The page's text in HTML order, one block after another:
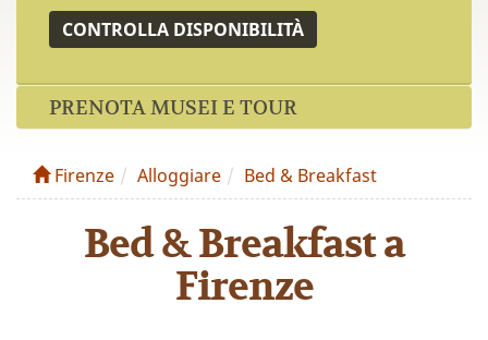
CONTROLLA DISPONIBILITÀ
PRENOTA MUSEI E TOUR
Firenze Alloggiare Bed & Breakfast
Bed & Breakfast a
Firenze